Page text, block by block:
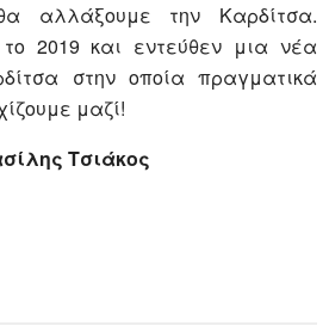
αλλάξουμε την Καρδίτσα.
2019 και εντεύθεν μια νέα
στην οποία πραγματικά
μαζί!
Τσιάκος